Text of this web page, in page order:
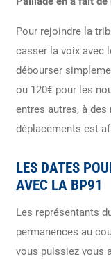
Pour rejoindre la
casser la voix avec
débourser
ou 120€ pour les
entres autres, à
déplacements est
LES DATES
AVEC LA BP91
Les représentants
permanences au
vous puissiez vous